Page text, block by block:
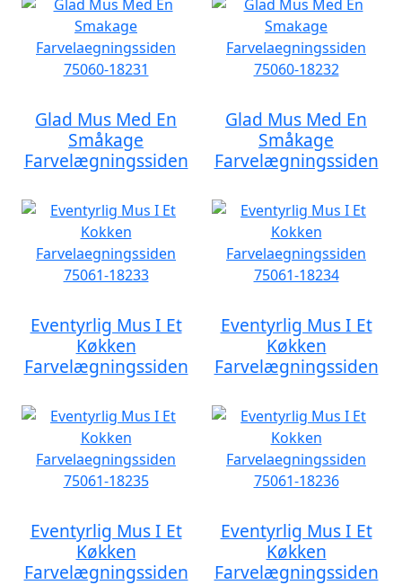
Glad Mus Med En
Småkage
Farvelægningssiden
Glad Mus Med En
Småkage
Farvelægningssiden
Eventyrlig Mus I Et
Køkken
Farvelægningssiden
Eventyrlig Mus I Et
Køkken
Farvelægningssiden
Eventyrlig Mus I Et
Køkken
Farvelægningssiden
Eventyrlig Mus I Et
Køkken
Farvelægningssiden